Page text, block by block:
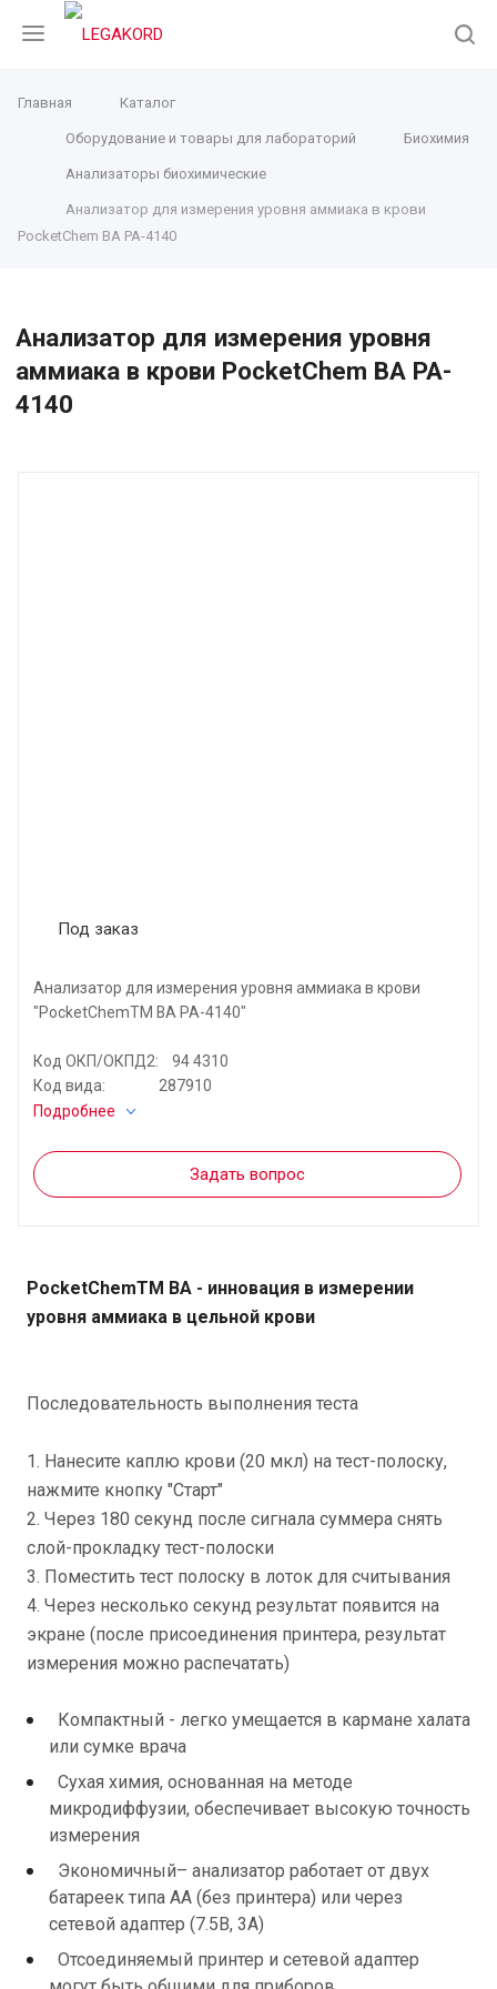
Главная Каталог
Оборудование и товары для лабораторий Биохимия
Анализаторы биохимические
Анализатор для измерения уровня аммиака в крови
PocketChem BA PA-4140
Анализатор для измерения уровня
аммиака в крови PocketChem BA PA-
4140
Под заказ
Анализатор для измерения уровня аммиака в крови
"PocketChemTM BA PA-4140"
Код ОКП/ОКПД2: 94 4310
Код вида: 287910
Подробнее
Задать вопрос
PocketChemTM BA - инновация в измерении
уровня аммиака в цельной крови
Последовательность выполнения теста
1. Нанесите каплю крови (20 мкл) на тест-полоску,
нажмите кнопку "Старт"
2. Через 180 секунд после сигнала суммера снять
слой-прокладку тест-полоски
3. Поместить тест полоску в лоток для считывания
4. Через несколько секунд результат появится на
экране (после присоединения принтера, результат
измерения можно распечатать)
Компактный - легко умещается в кармане халата
или сумке врача
Сухая химия, основанная на методе
микродиффузии, обеспечивает высокую точность
измерения
Экономичный– анализатор работает от двух
батареек типа АА (без принтера) или через
сетевой адаптер (7.5В, 3А)
Отсоединяемый принтер и сетевой адаптер